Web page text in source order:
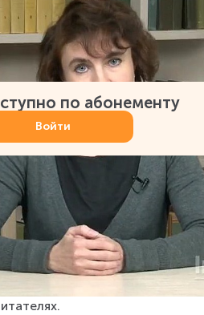
по абонементу
Войти